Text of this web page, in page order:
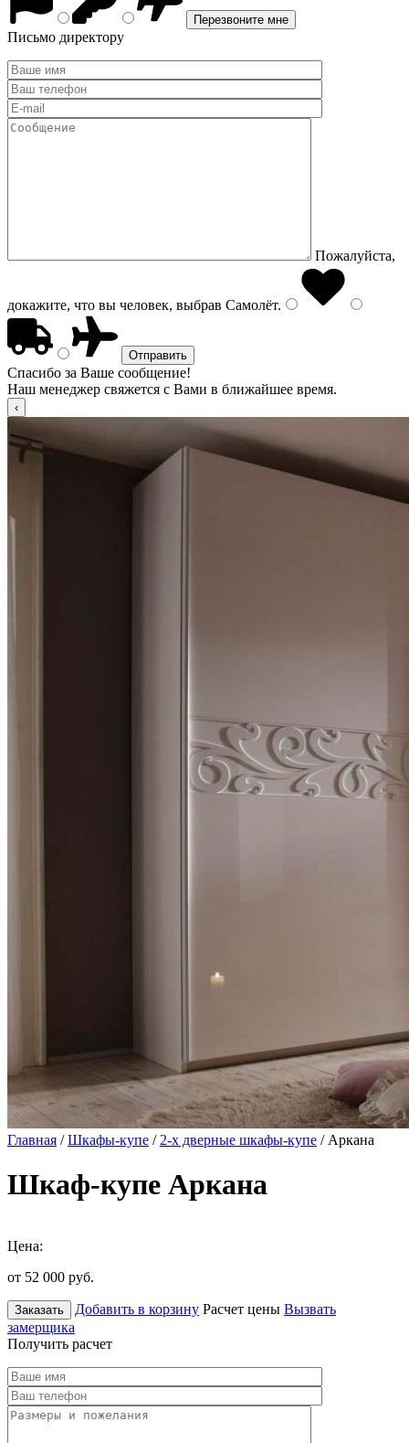
Письмо директору
Пожалуйста,
докажите, что вы человек, выбрав Самолёт.
Спасибо за Ваше сообщение!
Наш менеджер свяжется с Вами в ближайшее время.
Главная /Шкафы-купе / 2-х дверные шкафы-купе / Аркана
Шкаф-купе Аркана
Цена:
от 52 000 руб.
Заказать Добавить в корзину Расчет цены Вызвать
замерщика
Получить расчет